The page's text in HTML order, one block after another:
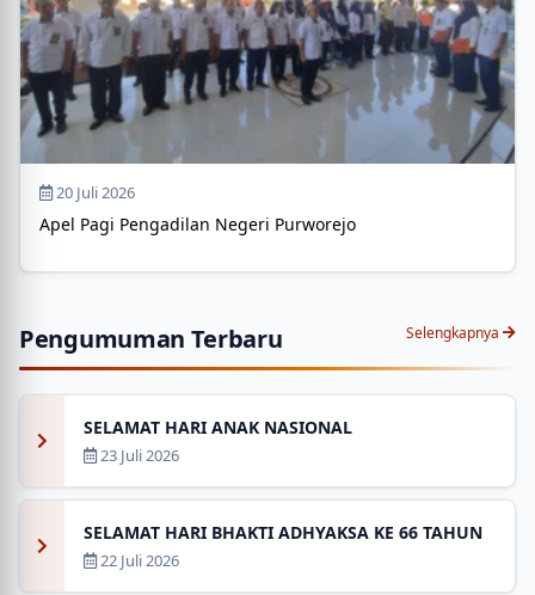
20 Juli 2026
Apel Pagi Pengadilan Negeri Purworejo
Pengumuman Terbaru Selengkapnya
SELAMAT HARI ANAK NASIONAL
23 Juli 2026
SELAMAT HARI BHAKTI ADHYAKSA KE 66 TAHUN
22 Juli 2026